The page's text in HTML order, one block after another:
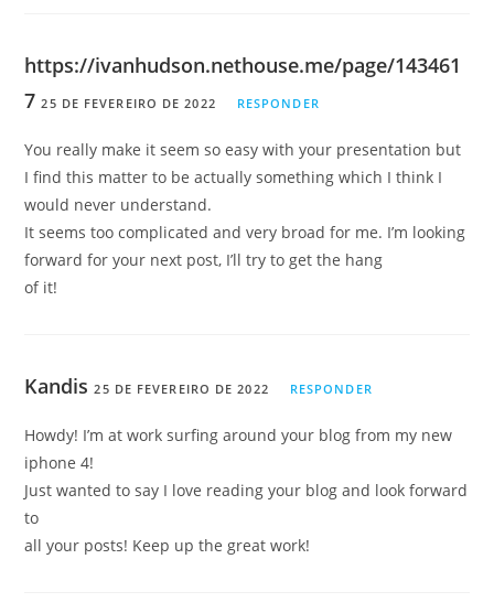
https://ivanhudson.nethouse.me/page/143461
7 25 DE FEVEREIRO DE 2022 RESPONDER
You really make it seem so easy with your presentation but
I find this matter to be actually something which I think I
would never understand.
It seems too complicated and very broad for me. I’m looking
forward for your next post, I’ll try to get the hang
of it!
Kandis 25 DE FEVEREIRO DE 2022 RESPONDER
Howdy! I’m at work surfing around your blog from my new
iphone 4!
Just wanted to say I love reading your blog and look forward
to
all your posts! Keep up the great work!